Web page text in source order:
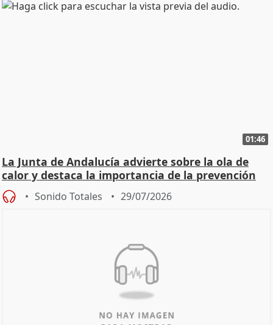
01:46
La Junta de Andalucía advierte sobre la ola de
calor y destaca la importancia de la prevención
Sonido Totales 29/07/2026